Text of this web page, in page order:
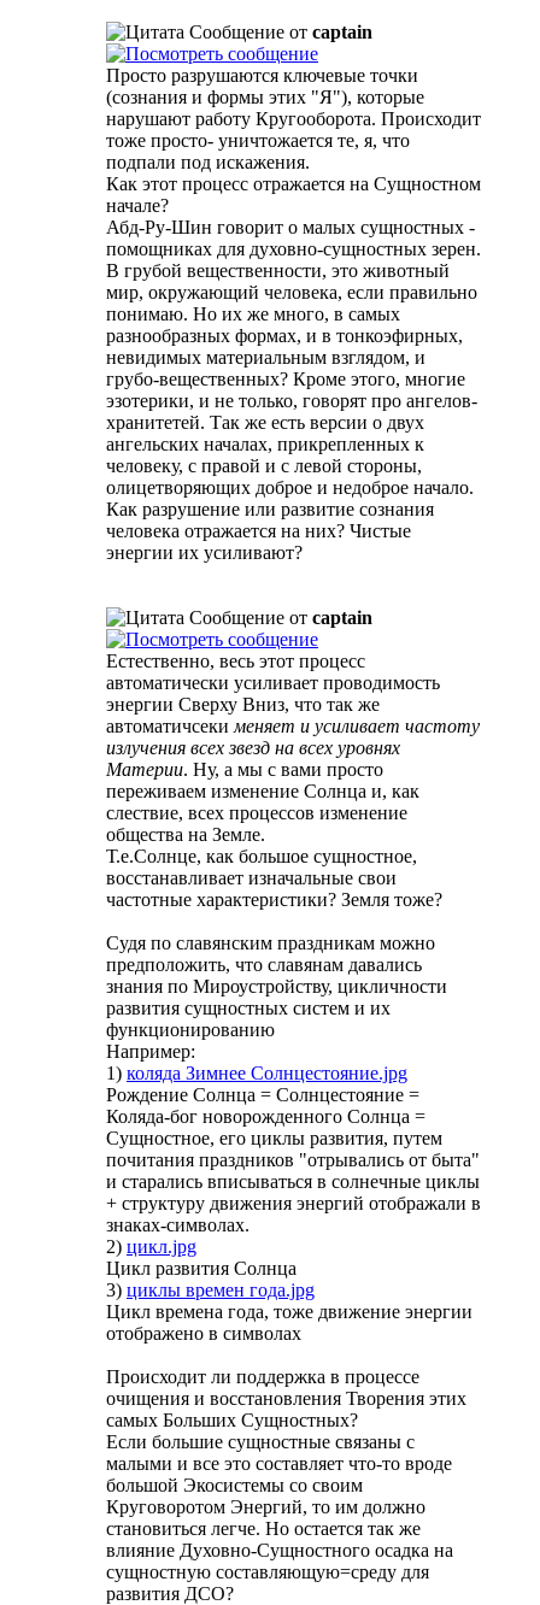
Сообщение от captain
Просто разрушаются ключевые точки
(сознания и формы этих "Я"), которые
нарушают работу Кругооборота. Происходит
тоже просто- уничтожается те, я, что
подпали под искажения.
Как этот процесс отражается на Сущностном
начале?
Абд-Ру-Шин говорит о малых сущностных -
помощниках для духовно-сущностных зерен.
В грубой вещественности, это животный
мир, окружающий человека, если правильно
понимаю. Но их же много, в самых
разнообразных формах, и в тонкоэфирных,
невидимых материальным взглядом, и
грубо-вещественных? Кроме этого, многие
эзотерики, и не только, говорят про ангелов-
хранитетей. Так же есть версии о двух
ангельских началах, прикрепленных к
человеку, с правой и с левой стороны,
олицетворяющих доброе и недоброе начало.
Как разрушение или развитие сознания
человека отражается на них? Чистые
энергии их усиливают?
Сообщение от captain
Естественно, весь этот процесс
автоматически усиливает проводимость
энергии Сверху Вниз, что так же
автоматичсеки меняет и усиливает частоту
излучения всех звезд на всех уровнях
Материи. Ну, а мы с вами просто
переживаем изменение Солнца и, как
слествие, всех процессов изменение
общества на Земле.
Т.е.Солнце, как большое сущностное,
восстанавливает изначальные свои
частотные характеристики? Земля тоже?
Судя по славянским праздникам можно
предположить, что славянам давались
знания по Мироустройству, цикличности
развития сущностных систем и их
функционированию
Например:
1) коляда Зимнее Солнцестояние.jpg
Рождение Солнца = Солнцестояние =
Коляда-бог новорожденного Солнца =
Сущностное, его циклы развития, путем
почитания праздников "отрывались от быта"
и старались вписываться в солнечные циклы
+ структуру движения энергий отображали в
знаках-символах.
2) цикл.jpg
Цикл развития Солнца
3) циклы времен года.jpg
Цикл времена года, тоже движение энергии
отображено в символах
Происходит ли поддержка в процессе
очищения и восстановления Творения этих
самых Больших Сущностных?
Если большие сущностные связаны с
малыми и все это составляет что-то вроде
большой Экосистемы со своим
Круговоротом Энергий, то им должно
становиться легче. Но остается так же
влияние Духовно-Сущностного осадка на
сущностную составляющую=среду для
развития ДСО?